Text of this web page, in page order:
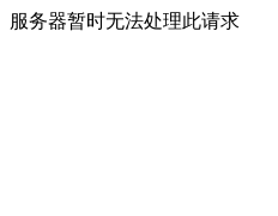
服务器暂时无法处理此请求